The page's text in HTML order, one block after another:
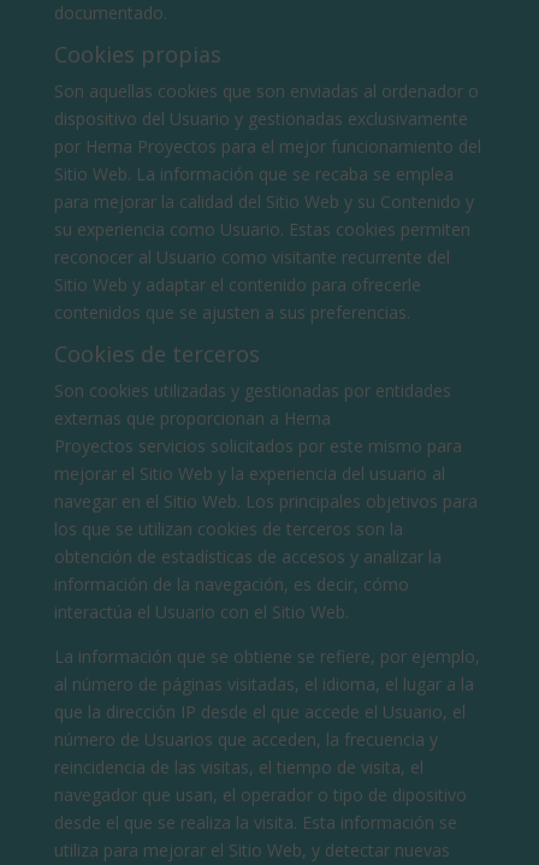
documentado.
Cookies propias
Son aquellas cookies que son enviadas al ordenador o
dispositivo del Usuario y gestionadas exclusivamente
por Herna Proyectos para el mejor funcionamiento del
Sitio Web. La información que se recaba se emplea
para mejorar la calidad del Sitio Web y su Contenido y
su experiencia como Usuario. Estas cookies permiten
reconocer al Usuario como visitante recurrente del
Sitio Web y adaptar el contenido para ofrecerle
contenidos que se ajusten a sus preferencias.
Cookies de terceros
Son cookies utilizadas y gestionadas por entidades
externas que proporcionan a Herna
Proyectos servicios solicitados por este mismo para
mejorar el Sitio Web y la experiencia del usuario al
navegar en el Sitio Web. Los principales objetivos para
los que se utilizan cookies de terceros son la
obtención de estadísticas de accesos y analizar la
información de la navegación, es decir, cómo
interactúa el Usuario con el Sitio Web.
La información que se obtiene se refiere, por ejemplo,
al número de páginas visitadas, el idioma, el lugar a la
que la dirección IP desde el que accede el Usuario, el
número de Usuarios que acceden, la frecuencia y
reincidencia de las visitas, el tiempo de visita, el
navegador que usan, el operador o tipo de dipositivo
desde el que se realiza la visita. Esta información se
utiliza para mejorar el Sitio Web, y detectar nuevas